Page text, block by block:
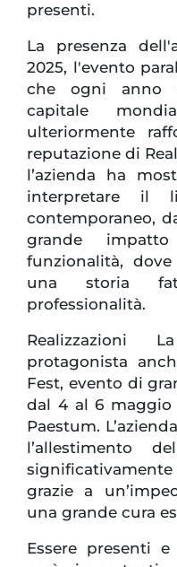
presenti.
La presenza
2025, l'evento
che ogni anno
capitale
ulteriormente
reputazione di
l’azienda ha
interpretare il
contemporaneo,
grande
funzionalità,
una storia
professionalità.
Realizzazioni
protagonista
Fest, evento di
dal 4 al 6 maggio
Paestum.
l’allestimento
significativamente
grazie a
una grande cura
Essere presenti